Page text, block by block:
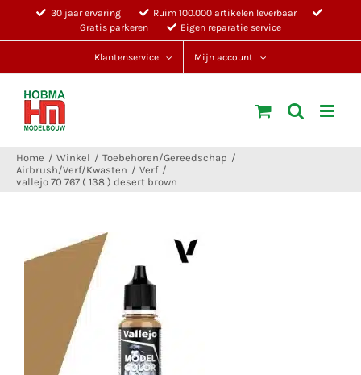
30 jaar ervaring
Ruim 100.000 artikelen leverbaar
Gratis parkeren
Eigen reparatie service
Klantenservice Mijn account
Home Winkel
Toebehoren/Gereedschap
Airbrush/Verf/Kwasten
Verf
vallejo 70 767 ( 138 ) desert brown